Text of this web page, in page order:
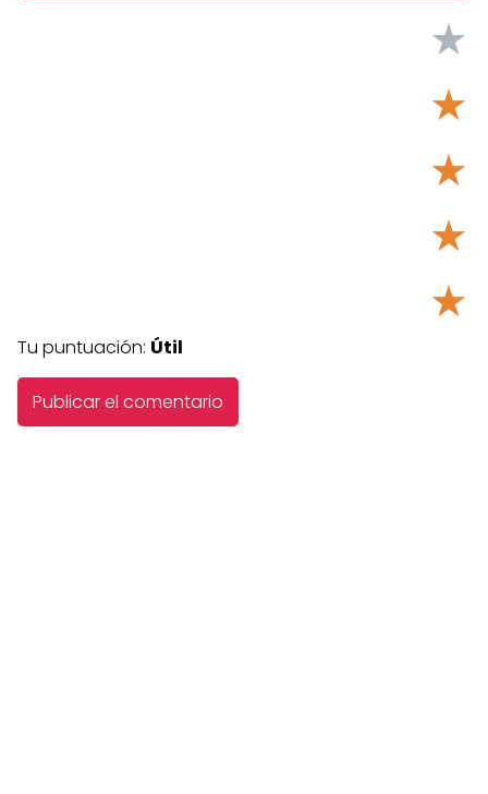
★
★
★
★
★
Tu puntuación: Útil